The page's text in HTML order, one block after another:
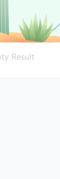
Result